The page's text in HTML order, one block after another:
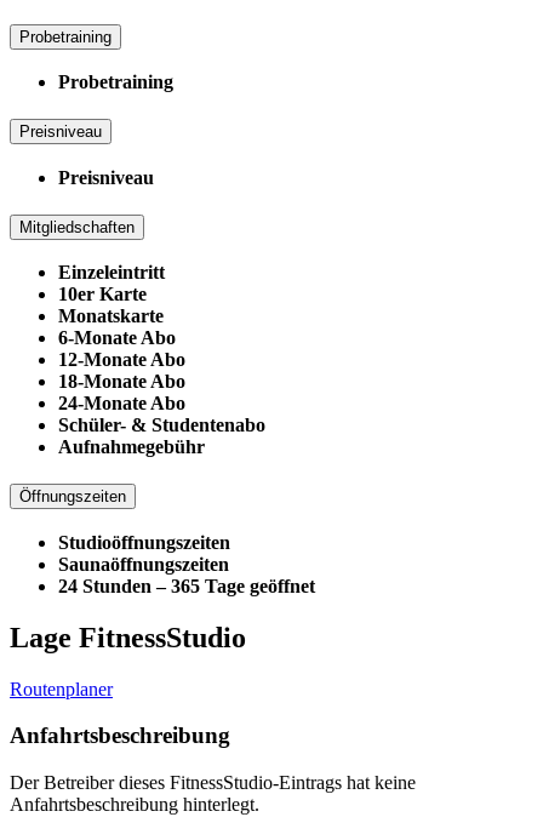
Probetraining
Probetraining
Preisniveau
Preisniveau
Mitgliedschaften
Einzeleintritt
10er Karte
Monatskarte
6-Monate Abo
12-Monate Abo
18-Monate Abo
24-Monate Abo
Schüler- & Studentenabo
Aufnahmegebühr
Öffnungszeiten
Studioöffnungszeiten
Saunaöffnungszeiten
24 Stunden – 365 Tage geöffnet
Lage FitnessStudio
Routenplaner
Anfahrtsbeschreibung
Der Betreiber dieses FitnessStudio-Eintrags hat keine
Anfahrtsbeschreibung hinterlegt.